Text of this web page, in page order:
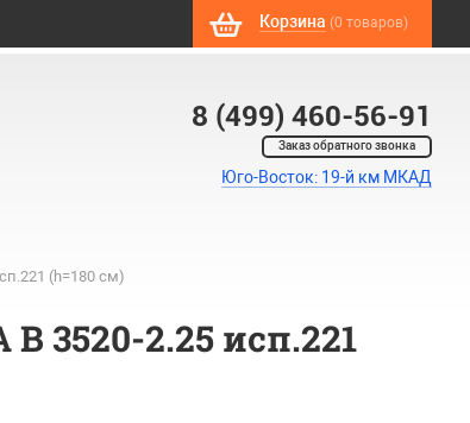
Корзина (0 товаров)
8 (499) 460-56-91
Заказ обратного звонка
Юго-Восток: 19-й км МКАД
(h=180 см)
3520-2.25 исп.221